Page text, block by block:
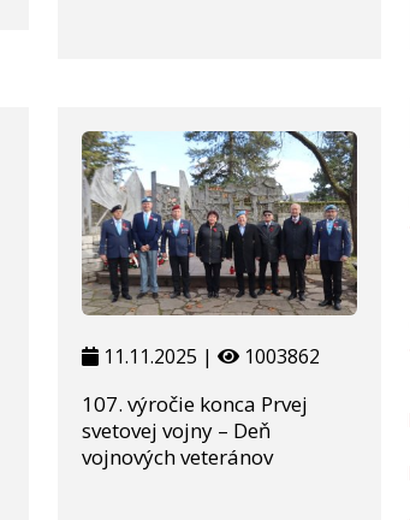
11.11.2025 | 1003862
107. výročie konca Prvej
svetovej vojny – Deň
vojnových veteránov